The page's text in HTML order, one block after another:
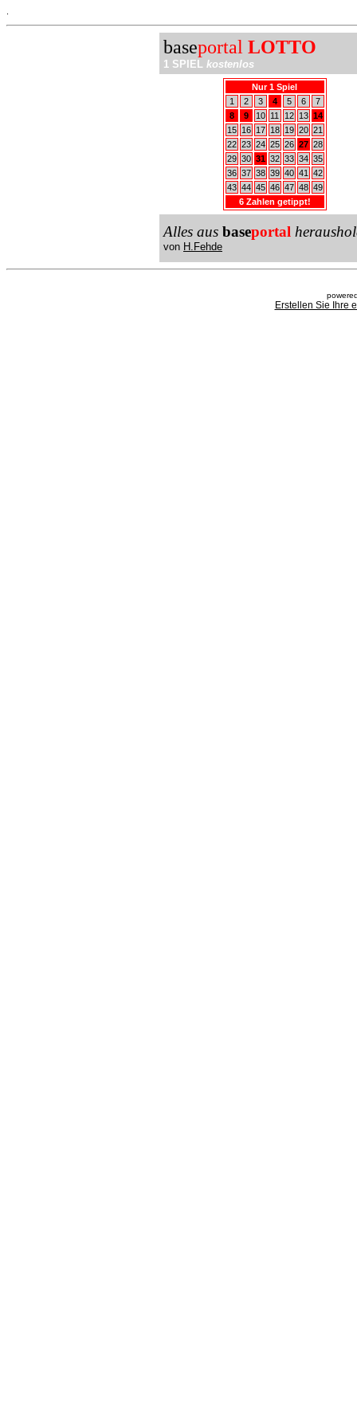
baseportal LOTTO
1 SPIEL kostenlos
Nur 1 Spiel
1
2 3 4 5 6
7
8
9 10 11 12 13 14
15
16 17 18 19 20 21
22 23 24 25 26 27 28
29 30 31 32 33 34 35
36 37 38 39 40 41
42
43 44 45 46 47 48 49
6 Zahlen getippt!
Alles aus baseportal
von H.Fehde
Erstellen Sie Ihre